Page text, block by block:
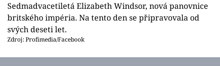
Sedmadvacetiletá Elizabeth Windsor, nová panovnice
britského impéria. Na tento den se připravovala od
svých deseti let.
Zdroj: Profimedia/Facebook